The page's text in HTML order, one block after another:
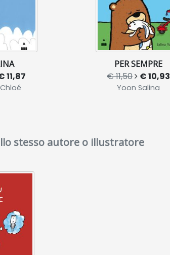
11,87
PER SEMPRE
€ 11,50 € 10,93
Yoon Salina
stesso autore o illustratore